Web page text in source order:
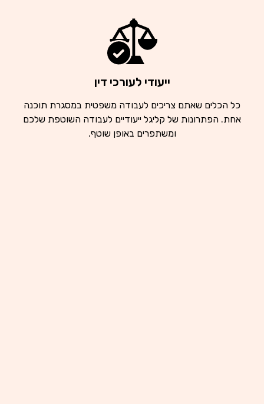
ייעודי לעורכי דין
כל הכלים שאתם צריכים לעבודה משפטית במסגרת תוכנה
אחת. הפתרונות של קליגל ייעודיים לעבודה השוטפת שלכם
ומשתפרים באופן שוטף.